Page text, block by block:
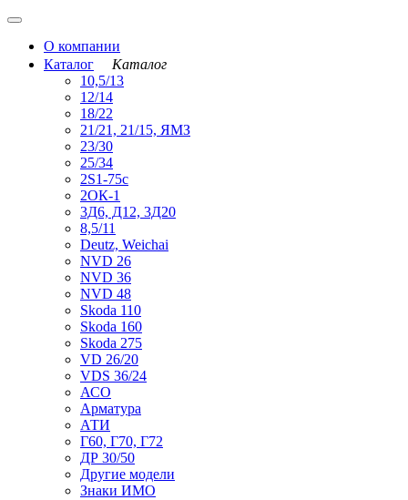
О компании
Каталог
Каталог
10,5/13
12/14
18/22
21/21, 21/15, ЯМЗ
23/30
25/34
2S1-75с
2ОК-1
3Д6, Д12, 3Д20
8,5/11
Deutz, Weichai
NVD 26
NVD 36
NVD 48
Skoda 110
Skoda 160
Skoda 275
VD 26/20
VDS 36/24
АСО
Арматура
АТИ
Г60, Г70, Г72
ДР 30/50
Другие модели
Знаки ИМО